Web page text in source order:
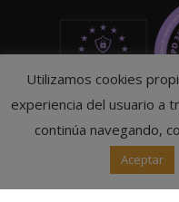
©
Utilizamos cookies
experiencia del usuario a
continúa navegando,
Aceptar